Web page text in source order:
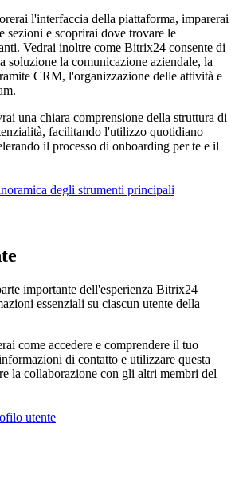
l'interfaccia della piattaforma, imparerai
sezioni e scoprirai dove trovare le
Vedrai inoltre come Bitrix24 consente di
soluzione la comunicazione aziendale, la
CRM, l'organizzazione delle attività e
una chiara comprensione della struttura di
facilitando l'utilizzo quotidiano
il processo di onboarding per te e il
degli strumenti principali
importante dell'esperienza Bitrix24
essenziali su ciascun utente della
come accedere e comprendere il tuo
di contatto e utilizzare questa
la collaborazione con gli altri membri del
utente